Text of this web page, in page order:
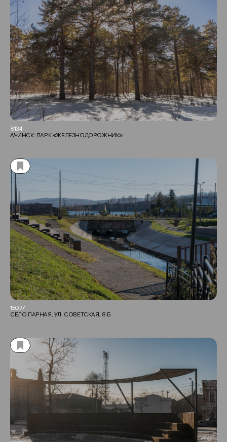
8134
АЧИНСК: ПАРК «ЖЕЛЕЗНОДОРОЖНИК»
15077
СЕЛО ПАРНАЯ, УЛ. СОВЕТСКАЯ, 8 Б